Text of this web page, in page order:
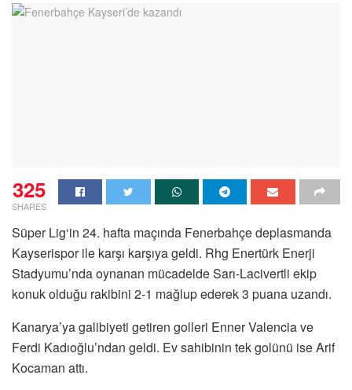
325
SHARES
Süper Lig‘in 24. hafta maçında Fenerbahçe deplasmanda
Kayserisporile karşı karşıya geldi. Rhg Enertürk Enerji
Stadyumu’nda oynanan mücadelde Sarı-Lacivertli ekip
konuk olduğu rakibini 2-1 mağlup ederek 3 puana uzandı.
Kanarya’ya galibiyeti getiren golleri Enner Valencia ve
Ferdi Kadıoğlu’ndan geldi. Ev sahibinin tek golünü ise Arif
Kocaman attı.